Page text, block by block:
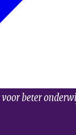
beter